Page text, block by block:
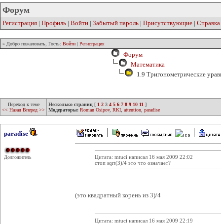
Форум
Регистрация | Профиль | Войти | Забытый пароль | Присутствующие | Справка
» Добро пожаловать, Гость: Войти | Регистрация
Форум
Математика
1.9 Тригонометрические
Переход к теме
<< Назад Вперед >>
Несколько страниц [ 1 2 3 4 5 6 7 8 9 10 11 ]
Модераторы: Roman Osipov, RKI attention paradise
paradise
Долгожитель
Цитата: mtuci написал 16 мая 2009 22:02
стоп sqrt(3)/4 это что означает?
(это квадратный корень из 3)/4
Цитата: mtuci написал 16 мая 2009 22:19